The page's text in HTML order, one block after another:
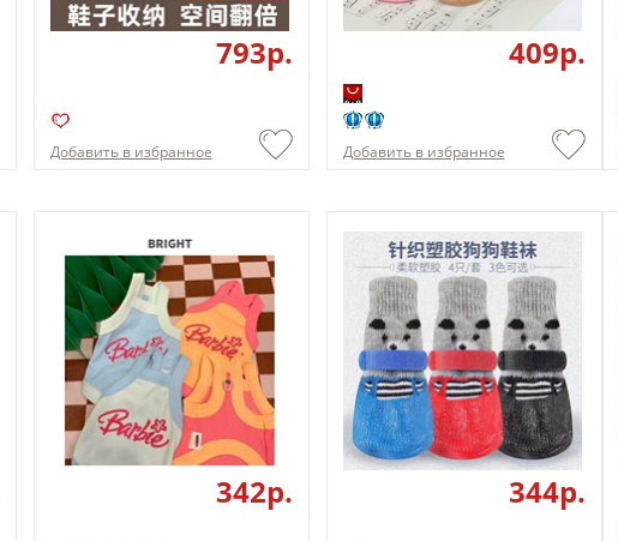
793p.
Добавить в избранное
409p.
Добавить в избранное
342p. 344p.